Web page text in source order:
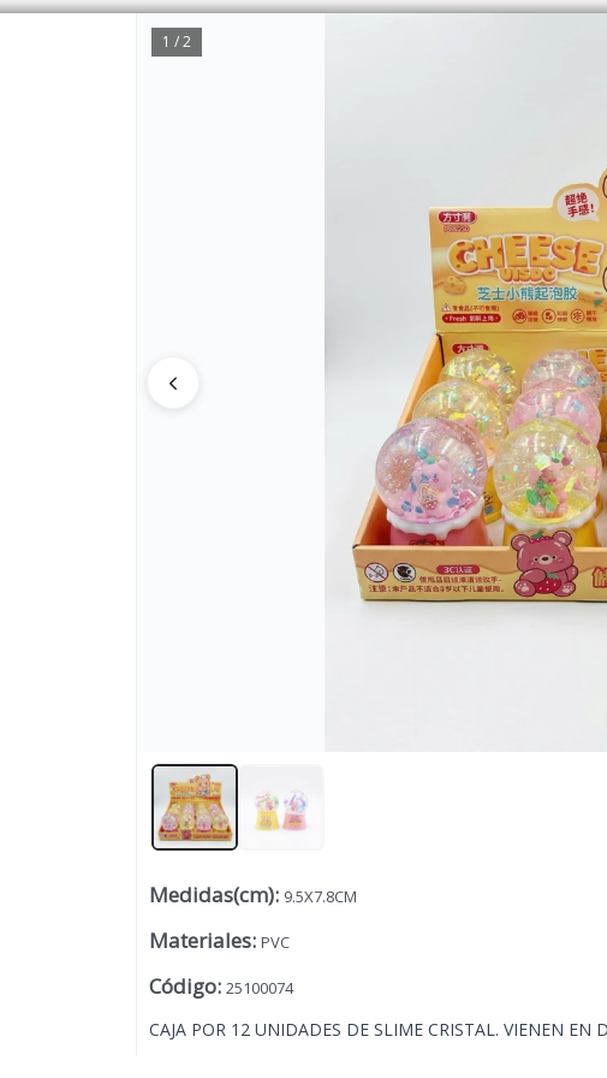
1 / 2
Medidas(cm): 9.5X7.8CM
Materiales: PVC
Código: 25100074
CAJA POR 12 UNIDADES DE SLIME CRISTAL. VIENEN EN
Lista vacía